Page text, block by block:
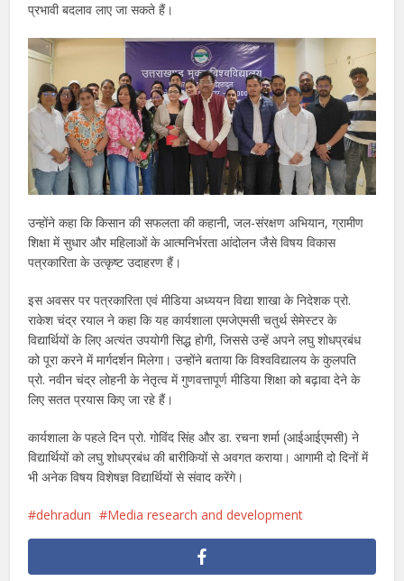
प्रभावी बदलाव लाए जा सकते हैं।
उन्होंने कहा कि किसान की सफलता की कहानी, जल-संरक्षण अभियान, ग्रामीण
शिक्षा में सुधार और महिलाओं के आत्मनिर्भरता आंदोलन जैसे विषय विकास
पत्रकारिता के उत्कृष्ट उदाहरण हैं।
इस अवसर पर पत्रकारिता एवं मीडिया अध्ययन विद्या शाखा के निदेशक प्रो.
राकेश चंद्र रयाल ने कहा कि यह कार्यशाला एमजेएमसी चतुर्थ सेमेस्टर के
विद्यार्थियों के लिए अत्यंत उपयोगी सिद्ध होगी, जिससे उन्हें अपने लघु शोधप्रबंध
को पूरा करने में मार्गदर्शन मिलेगा। उन्होंने बताया कि विश्वविद्यालय के कुलपति
प्रो. नवीन चंद्र लोहनी के नेतृत्व में गुणवत्तापूर्ण मीडिया शिक्षा को बढ़ावा देने के
लिए सतत प्रयास किए जा रहे हैं।
कार्यशाला के पहले दिन प्रो. गोविंद सिंह और डा. रचना शर्मा (आईआईएमसी) ने
विद्यार्थियों को लघु शोधप्रबंध की बारीकियों से अवगत कराया। आगामी दो दिनों में
भी अनेक विषय विशेषज्ञ विद्यार्थियों से संवाद करेंगे।
dehradun Media research and development